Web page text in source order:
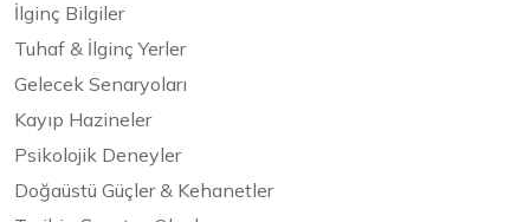
İlginç Bilgiler
Tuhaf & İlginç Yerler
Gelecek Senaryoları
Kayıp Hazineler
Psikolojik Deneyler
Doğaüstü Güçler & Kehanetler